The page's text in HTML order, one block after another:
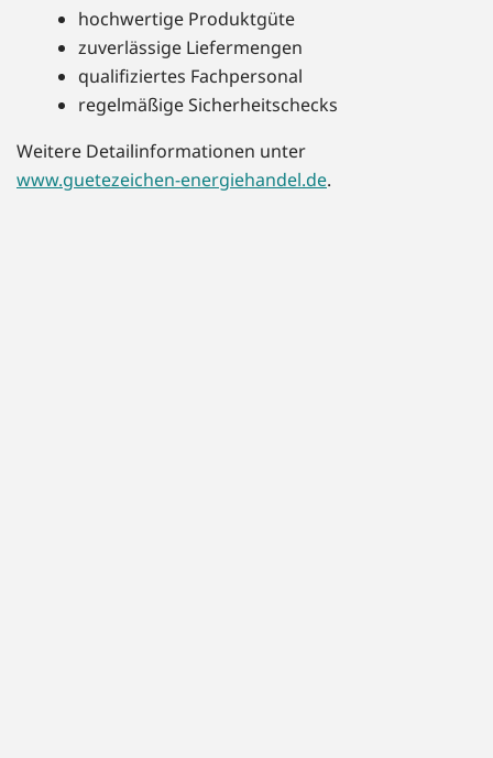
hochwertige Produktgüte
zuverlässige Liefermengen
qualifiziertes Fachpersonal
regelmäßige Sicherheitschecks
Weitere Detailinformationen unter
www.guetezeichen-energiehandel.de.